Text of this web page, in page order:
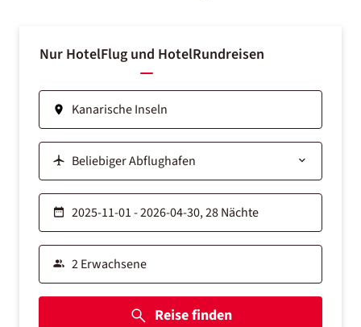
Nur HotelFlug und HotelRundreisen
Reise finden